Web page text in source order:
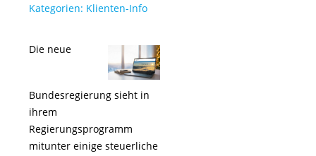
Kategorien: Klienten-Info
Die neue
Bundesregierung sieht in
ihrem
Regierungsprogramm
mitunter einige steuerliche